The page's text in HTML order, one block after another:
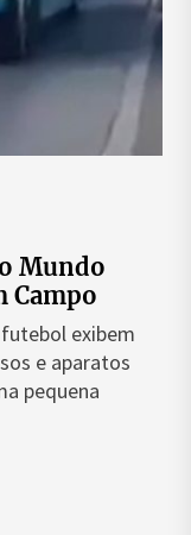
Mundo
Campo
exibem
e aparatos
pequena